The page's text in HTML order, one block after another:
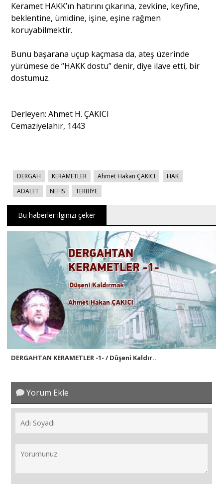
Keramet HAKK’ın hatırını çıkarına, zevkine, keyfine,
beklentine, ümidine, işine, eşine rağmen
koruyabilmektir.
Bunu başarana uçup kaçmasa da, ateş üzerinde
yürümese de “HAKK dostu” denir, diye ilave etti, bir
dostumuz.
Derleyen: Ahmet H. ÇAKICI
Cemaziyelahir, 1443
DERGAH KERAMETLER Ahmet Hakan ÇAKICI
HAK
ADALET
NEFİS TERBİYE
Bu haberler ilginizi çeker
DERGAHTAN KERAMETLER -1- / Düşeni Kaldır..
Yorum Ekle